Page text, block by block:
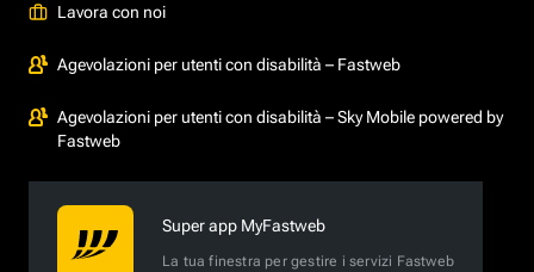
Lavora con noi
Agevolazioni per utenti con disabilità – Fastweb
Agevolazioni per utenti con disabilità – Sky Mobile powered by
Fastweb
Super app MyFastweb
La tua finestra per gestire i servizi Fastweb